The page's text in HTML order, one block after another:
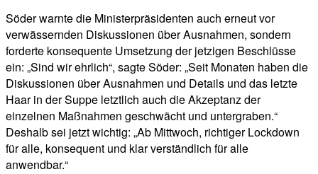
Söder warnte die Ministerpräsidenten auch erneut vor
verwässernden Diskussionen über Ausnahmen, sondern
forderte konsequente Umsetzung der jetzigen Beschlüsse
ein: „Sind wir ehrlich“, sagte Söder: „Seit Monaten haben die
Diskussionen über Ausnahmen und Details und das letzte
Haar in der Suppe letztlich auch die Akzeptanz der
einzelnen Maßnahmen geschwächt und untergraben.“
Deshalb sei jetzt wichtig: „Ab Mittwoch, richtiger Lockdown
für alle, konsequent und klar verständlich für alle
anwendbar.“